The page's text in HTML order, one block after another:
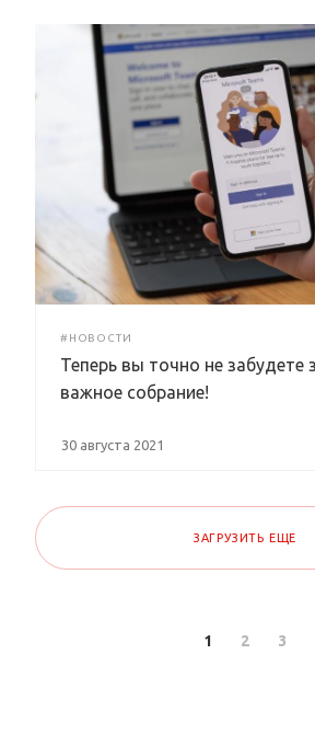
#НОВОСТИ
Теперь вы точно не забудете
важное собрание!
30 августа 2021
ЗАГРУЗИТЬ ЕЩЕ
1 2 3